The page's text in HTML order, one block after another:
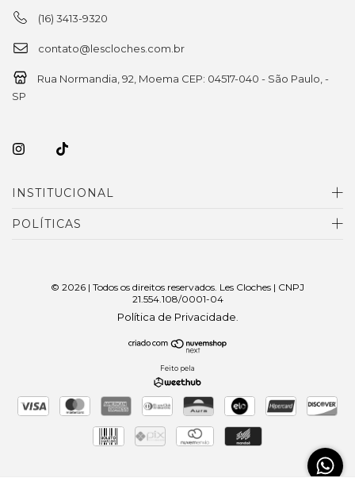
(16) 3413-9320
contato@lescloches.com.br
Rua Normandia, 92, Moema CEP: 04517-040 - São Paulo, -
SP
INSTITUCIONAL
POLÍTICAS
© 2026 | Todos os direitos reservados. Les Cloches | CNPJ
21.554.108/0001-04
Política de Privacidade
Feito pela